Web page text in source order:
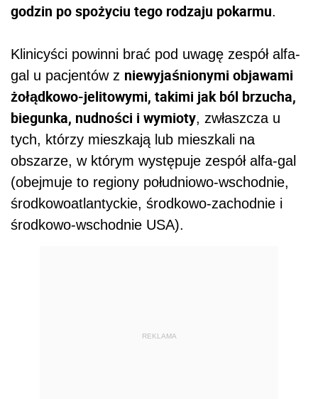
godzin po spożyciu tego rodzaju pokarmu.
Klinicyści powinni brać pod uwagę zespół alfa-
gal u pacjentów z niewyjaśnionymi objawami
żołądkowo-jelitowymi, takimi jak ból brzucha,
biegunka, nudności i wymioty, zwłaszcza u
tych, którzy mieszkają lub mieszkali na
obszarze, w którym występuje zespół alfa-gal
(obejmuje to regiony południowo-wschodnie,
środkowoatlantyckie, środkowo-zachodnie i
środkowo-wschodnie USA).
REKLAMA